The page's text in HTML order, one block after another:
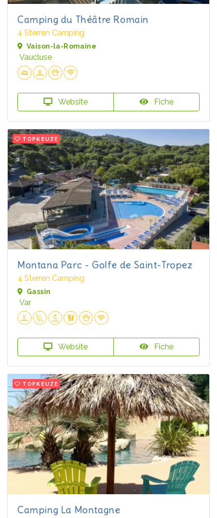
Camping du Théâtre Romain
4 Sterren Camping
Vaison-la-Romaine
Vaucluse
Website Fiche
TOPKEUZE
Montana Parc - Golfe de Saint-Tropez
4 Sterren Camping
Gassin
Var
Website Fiche
TOPKEUZE
Camping La Montagne